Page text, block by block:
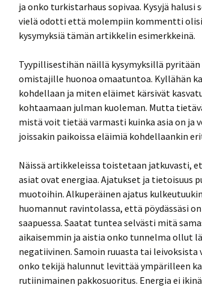
ja onko turkistarhaus sopivaa. Kysyjä
vielä odotti että molempiin kommentti
kysymyksiä tämän artikkelin esimerkkeinä.
Tyypillisestihän näillä kysymyksillä
omistajille huonoa omaatuntoa. Kyllähän
kohdellaan ja miten eläimet kärsivät
kohtaamaan julman kuoleman. Mutta
mistä voit tietää varmasti kuinka asia on ja
joissakin paikoissa eläimiä kohdellaankin
Näissä artikkeleissa toistetaan jatkuvasti,
asiat ovat energiaa. Ajatukset ja tietoisuus
muotoihin. Alkuperäinen ajatus
huomannut ravintolassa, että pöydässäsi
saapuessa. Saatat tuntea selvästi mitä
aikaisemmin ja aistia onko tunnelma ollut
negatiivinen. Samoin ruuasta tai
onko tekijä halunnut levittää ympärilleen
rutiinimainen pakkosuoritus. Energia ei